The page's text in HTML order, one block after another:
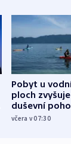
Pobyt u
ploch zvyšuje
duševní
ukázala
včera v 07:30